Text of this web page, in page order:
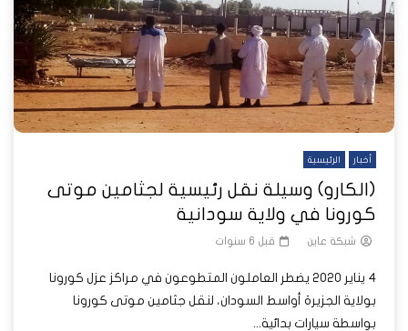
أخبار الرئيسية
(الكارو) وسيلة نقل رئيسية لجثامين موتى
كورونا في ولاية سودانية
شبكة عاين قبل 6 سنوات
4 يناير 2020 يضطر العاملون المتطوعون في مراكز عزل كورونا
بولاية الجزيرة أواسط السودان، لنقل جثامين موتى كورونا
بواسطة سيارات بدائية...